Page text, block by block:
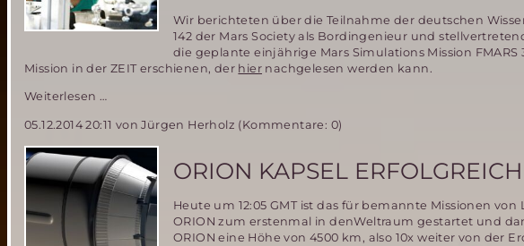
Wir berichteten über die Teilnahme der deutschen
142 der Mars Society als Bordingenieur und
die geplante einjährige Mars Simulations Mission
Mission in der ZEIT erschienen, der hier nachgelesen werden kann.
Weiterlesen …
an
der
MDRS
Mission
142
berichtet
05.12.2014 20:11 von Jürgen Herholz (Kommentare: 0)
ORION KAPSEL ERFOLGREICH
Heute um 12:05 GMT ist das für bemannte Missionen
ORION zum erstenmal in denWeltraum gestartet und
ORION eine Höhe von 4500 km, also 10x weiter von der